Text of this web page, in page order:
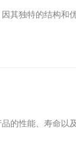
其独特的结构
的性能、寿命